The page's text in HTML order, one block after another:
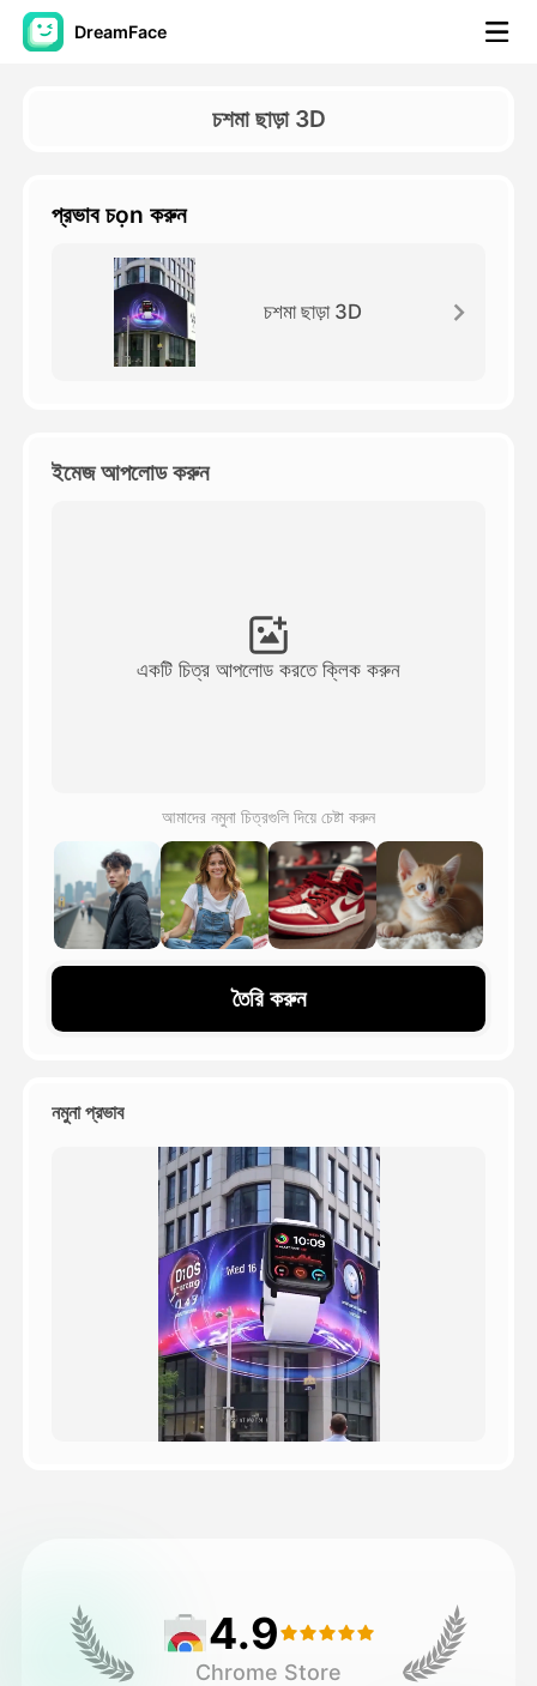
DreamFace
আর্টিফিশিয়াল ইন্টেলিজেন্স টুলস
এআই ভিডিও
আলোকচিত্র
অন্যান্য সরঞ্জাম
সবগুলো টেমপ্লেট দেখুন
গ্যালারি
চশমা ছাড়া 3D
প্রভাব চọn করুন
চশমা ছাড়া 3D
ইমেজ আপলোড করুন
একটি চিত্র আপলোড করতে ক্লিক করুন
আমাদের নমুনা চিত্রগুলি দিয়ে চেষ্টা করুন
তৈরি করুন
নমুনা প্রভাব
4.9
Chrome Store